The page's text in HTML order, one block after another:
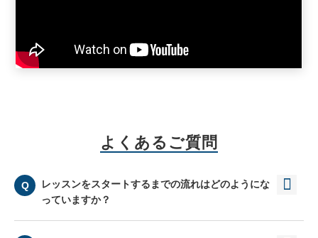
よくあるご質問
レッスンをスタートするまでの流れはどのようにな
っていますか？